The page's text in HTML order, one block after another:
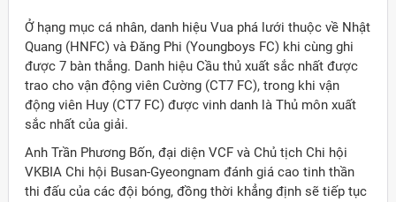
Ở hạng mục cá nhân, danh hiệu Vua phá lưới thuộc về Nhật
Quang (HNFC) và Đăng Phi (Youngboys FC) khi cùng ghi
được 7 bàn thắng. Danh hiệu Cầu thủ xuất sắc nhất được
trao cho vận động viên Cường (CT7 FC), trong khi vận
động viên Huy (CT7 FC) được vinh danh là Thủ môn xuất
sắc nhất của giải.
Anh Trần Phương Bốn, đại diện VCF và Chủ tịch Chi hội
VKBIA Chi hội Busan-Gyeongnam đánh giá cao tinh thần
thi đấu của các đội bóng, đồng thời khẳng định sẽ tiếp tục